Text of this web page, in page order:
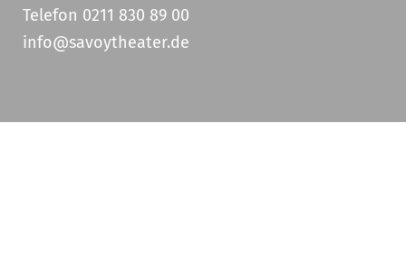
Telefon 0211 830 89 00
info@savoytheater.de